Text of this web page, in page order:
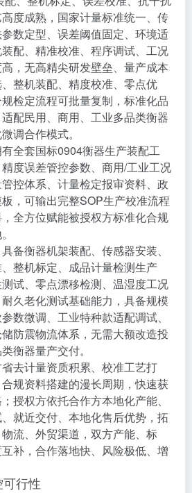
度成熟，国家计量标准统一、传
数定型、误差阈值固定、环境适
配、精准校准、程序调试、工况
，无高精尖研发壁垒、量产成本
整机装配、精度校准、零点优
检定流程可批量复制，标准化品
配民用、商用、工业多品类衡器
调合作模式。
有全套国标0904衡器生产装配工
度误差管控参数、商用/工业工况
控体系、计量检定报审资料、政
，可输出完整SOP生产校准流程
全方位赋能被授权方标准化合规
具备衡器机架装配、传感器安装、
整机标定、成品计量检测生产
试、零点漂移检测、温湿度工况
久老化测试基础能力，具备规模
数微调、工业特种款适配调试、
防震物流体系，无需大额改造投
衡器量产交付。
省去计量资质积累、校准工艺打
规资料搭建的漫长周期，快速获
授权方依托合作方本地化产能、
就近交付、本地化售后优势，拓
流、外贸渠道，双方产能、标
补，合作落地快、风险极低、增
行性